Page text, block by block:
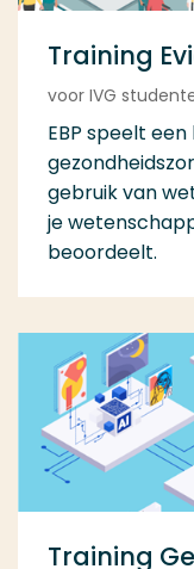
Training
voor IVG
EBP speelt
gebruik van
je
beoordeelt.
Training